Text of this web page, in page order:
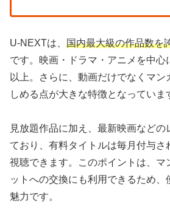
U-NEXTは、 国内最大級の作品数を
です。映画・ドラマ・アニメを中心
以上。さらに、動画だけでなくマン
しめる点が大きな特徴となっていま
見放題作品に加え、最新映画などの
ており、有料タイトルは毎月付与さ
視聴できます。このポイントは、マ
ットへの交換にも利用できるため、
魅力です。